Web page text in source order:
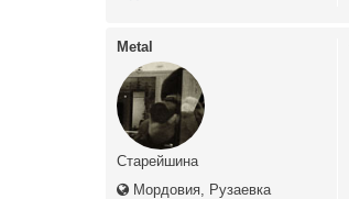
Metal
Старейшина
Мордовия, Рузаевка